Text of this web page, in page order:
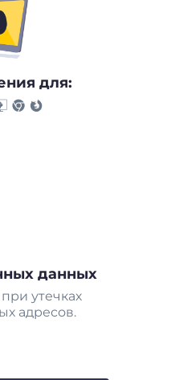
для:
данных
утечках
адресов.